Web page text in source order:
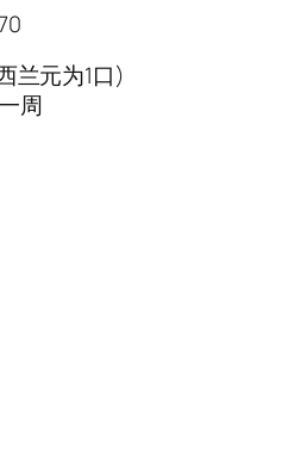
兰元为1口)
周